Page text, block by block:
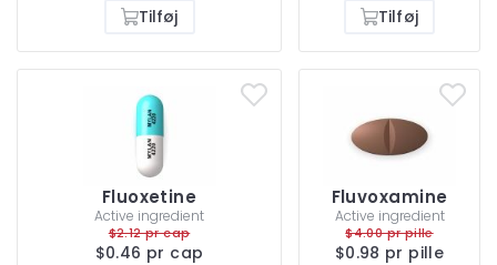
Tilføj
Tilføj
Fluoxetine
Active ingredient
$2.12 pr cap
$0.46 pr cap
Fluvoxamine
Active ingredient
$4.00 pr pille
$0.98 pr pille